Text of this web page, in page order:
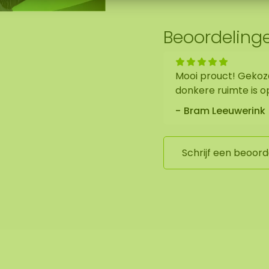
lange levensduur
Mooi prouct!
donkere ruimte is
Bram Leeuwerink
Schrijf een